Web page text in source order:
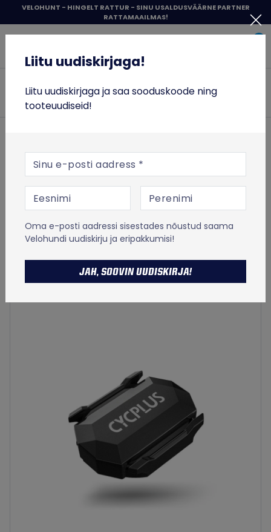
sisu
juurde
VELOHUNT - HINGELT RATTUR - SINU USALDUSVÄÄRNE PARTNER
RATTAMAAILMAS!
ESILEHT RATTASÕIT
Jalgrataste lisavarustus
Spordikellad ja rattakompuutrid
Andurid ja pulsivööd
Cycplus C3 kiiruse- ja kadentsiandur
Cycplus
Cycplus C3 kiiruse- ja
kadentsiandur
9029201000
RATTASÕIT
TOIT JA TREENING
VABA AEG
% SOODUS
MICRO TÕUKERATASTE LAOTÜHJENDUS
Liitu uudiskirjaga!
Liitu uudiskirjaga!
Liitu uudiskirjaga ja saa sooduskoode ning
tooteuudiseid!
E-posti aadress
Oma e-posti aadressi sisestades nõustud saama
Velohundi uudiskirju ja eripakkumisi!
JAH, SOOVIN UUDISKIRJA!